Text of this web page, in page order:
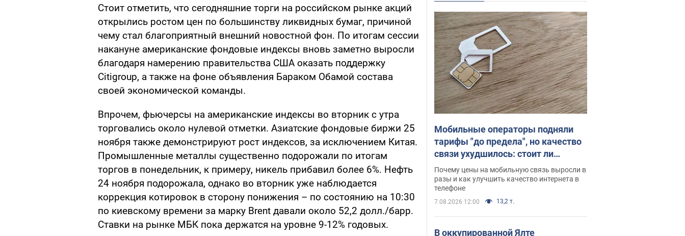
Стоит отметить, что сегодняшние торги на российском рынке акций
открылись ростом цен по большинству ликвидных бумаг, причиной
чему стал благоприятный внешний новостной фон. По итогам сессии
накануне американские фондовые индексы вновь заметно выросли
благодаря намерению правительства США оказать поддержку
Citigroup, а также на фоне объявления Бараком Обамой состава
своей экономической команды.
Впрочем, фьючерсы на американские индексы во вторник с утра
торговались около нулевой отметки. Азиатские фондовые биржи 25
ноября также демонстрируют рост индексов, за исключением Китая.
Промышленные металлы существенно подорожали по итогам
торгов в понедельник, к примеру, никель прибавил более 6%. Нефть
24 ноября подорожала, однако во вторник уже наблюдается
коррекция котировок в сторону понижения – по состоянию на 10:30
по киевскому времени за марку Brent давали около 52,2 долл./барр.
Ставки на рынке МБК пока держатся на уровне 9-12% годовых.
Мобильные операторы подняли
тарифы "до предела", но качество
связи ухудшилось: стоит ли
жаловаться на цены
Почему цены на мобильную связь выросли в
разы и как улучшить качество интернета в
телефоне
7.08.2026 12:00 13,2 т.
В оккупированной Ялте